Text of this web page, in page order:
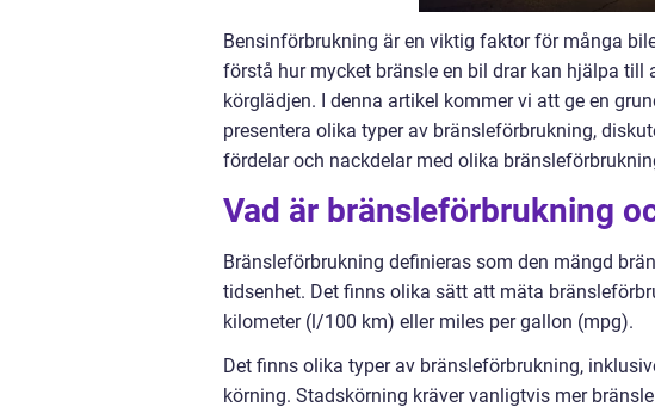
Bensinförbrukning är en viktig faktor för många
förstå hur mycket bränsle en bil drar kan hjälpa
körglädjen. I denna artikel kommer vi att ge en
presentera olika typer av bränsleförbrukning,
fördelar och nackdelar med olika
Vad är bränsleförbrukning
Bränsleförbrukning definieras som den mängd
tidsenhet. Det finns olika sätt att mäta
kilometer (l/100 km) eller miles per gallon (mpg).
Det finns olika typer av bränsleförbrukning,
körning. Stadskörning kräver vanligtvis mer